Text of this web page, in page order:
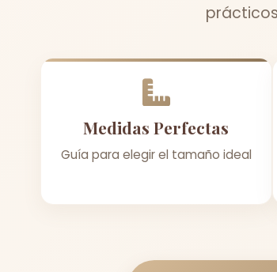
Medidas Perfectas
Guía para elegir el tamaño ideal